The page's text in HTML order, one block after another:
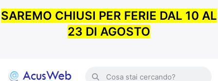
SAREMO CHIUSI PER FERIE DAL 10 AL
23 DI AGOSTO